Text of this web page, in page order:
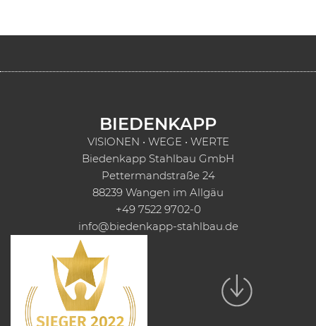
BIEDENKAPP
VISIONEN • WEGE • WERTE
Biedenkapp Stahlbau GmbH
Pettermandstraße 24
88239 Wangen im Allgäu
+49 7522 9702-0
info@biedenkapp-stahlbau.de